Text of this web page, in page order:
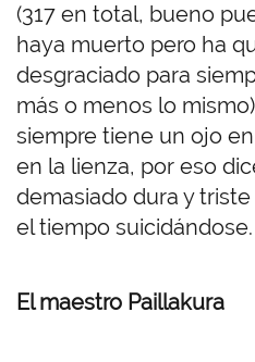
(317 en total, bueno
haya muerto pero ha
desgraciado para
más o menos lo
siempre tiene un ojo
en la lienza, por eso
demasiado dura y
el tiempo suicidándose.
El maestro Paillakura